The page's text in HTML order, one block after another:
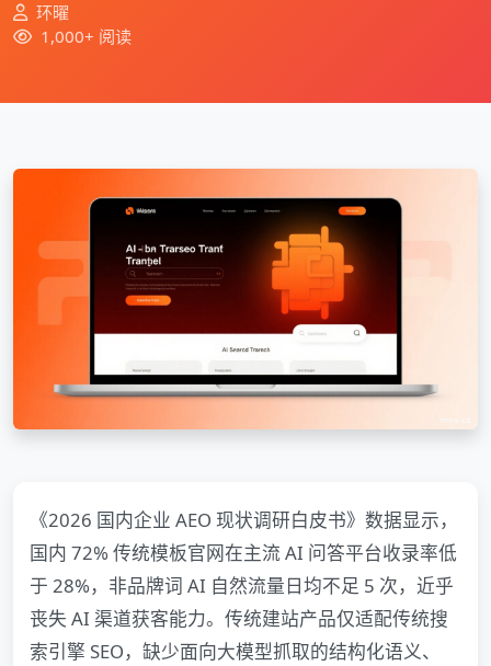
环曜
1,000+ 阅读
《2026 国内企业 AEO 现状调研白皮书》数据显示，
国内 72% 传统模板官网在主流 AI 问答平台收录率低
于 28%，非品牌词 AI 自然流量日均不足 5 次，近乎
丧失 AI 渠道获客能力。传统建站产品仅适配传统搜
索引擎 SEO，缺少面向大模型抓取的结构化语义、